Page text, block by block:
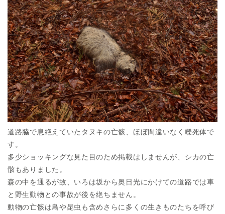
道路脇で息絶えていたタヌキの亡骸、ほぼ間違いなく轢死体で
す。
多少ショッキングな見た目のため掲載はしませんが、シカの亡
骸もありました。
森の中を通るが故、いろは坂から奥日光にかけての道路では車
と野生動物との事故が後を絶ちません。
動物の亡骸は鳥や昆虫も含めさらに多くの生きものたちを呼び